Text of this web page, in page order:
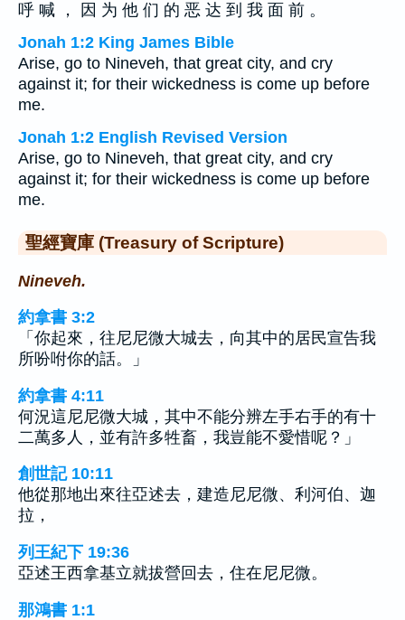
呼 喊 ， 因 为 他 们 的 恶 达 到 我 面 前 。
Jonah 1:2 King James Bible
Arise, go to Nineveh, that great city, and cry
against it; for their wickedness is come up before
me.
Jonah 1:2 English Revised Version
Arise, go to Nineveh, that great city, and cry
against it; for their wickedness is come up before
me.
聖經寶庫 (Treasury of Scripture)
Nineveh.
約拿書 3:2
「你起來，往尼尼微大城去，向其中的居民宣告我
所吩咐你的話。」
約拿書 4:11
何況這尼尼微大城，其中不能分辨左手右手的有十
二萬多人，並有許多牲畜，我豈能不愛惜呢？」
創世記 10:11
他從那地出來往亞述去，建造尼尼微、利河伯、迦
拉，
列王紀下 19:36
亞述王西拿基立就拔營回去，住在尼尼微。
那鴻書 1:1